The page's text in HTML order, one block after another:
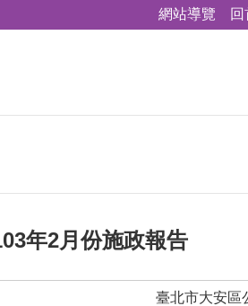
網站導覽
年2月份施政報告
臺北市大安區